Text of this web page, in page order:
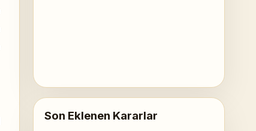
Son Eklenen Kararlar